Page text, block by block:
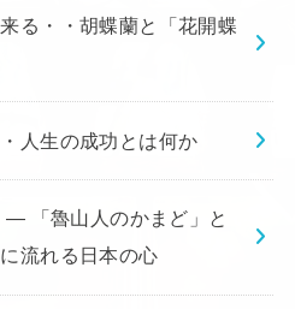
る・・胡蝶蘭と「花開蝶
人生の成功とは何か
「魯山人のかまど」と
流れる日本の心